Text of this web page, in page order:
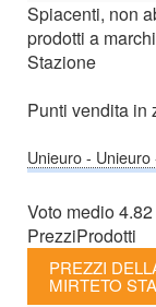
Spiacenti, non
prodotti a
Stazione
Punti vendita in
Unieuro- Unieuro
Settebagni 745 -
Voto medio4.82
PrezziProdotti
PREZZI
MIRTETO